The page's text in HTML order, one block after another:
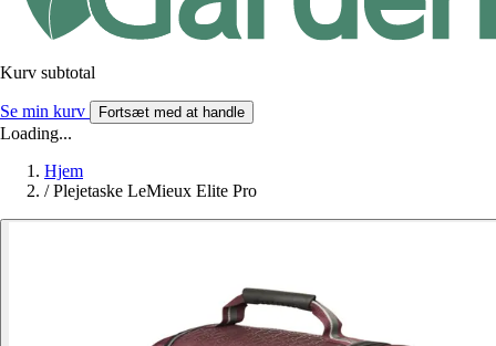
Kurv subtotal
Se min kurv Fortsæt med at handle
Loading...
Hjem
/ Plejetaske LeMieux Elite Pro